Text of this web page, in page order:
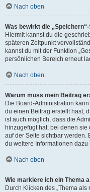
Nach oben
Was bewirkt die
Hiermit kannst du die
späteren Zeitpunkt
kannst du mit der Funktion
persönlichen Bereich erneut
Nach oben
Warum muss mein Beitrag
Die Board-Administration
du einen Beitrag erstellt hast,
ist auch möglich, dass die
hinzugefügt hat, bei denen
auf der Seite sichtbar werden.
du weitere Informationen dazu
Nach oben
Wie markiere ich ein Thema
Durch Klicken des „Thema